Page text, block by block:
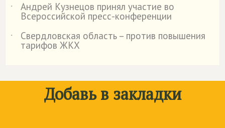
˙
Андрей Кузнецов принял участие во
Всероссийской пресс-конференции
˙
Свердловская область – против повышения
тарифов ЖКХ
Добавь в закладки